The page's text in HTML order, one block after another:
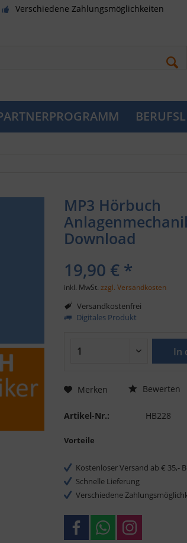
Verschiedene Zahlungsmöglichkeiten
MP3 Hörbuch
Download
19,90 € *
inkl. MwSt.zzgl. Versandkosten
Versandkostenfrei
Digitales Produkt
In
Merken Bewerten
Artikel-Nr.: HB228
Vorteile
Kostenloser Versand ab € 35,-
Schnelle Lieferung
Verschiedene